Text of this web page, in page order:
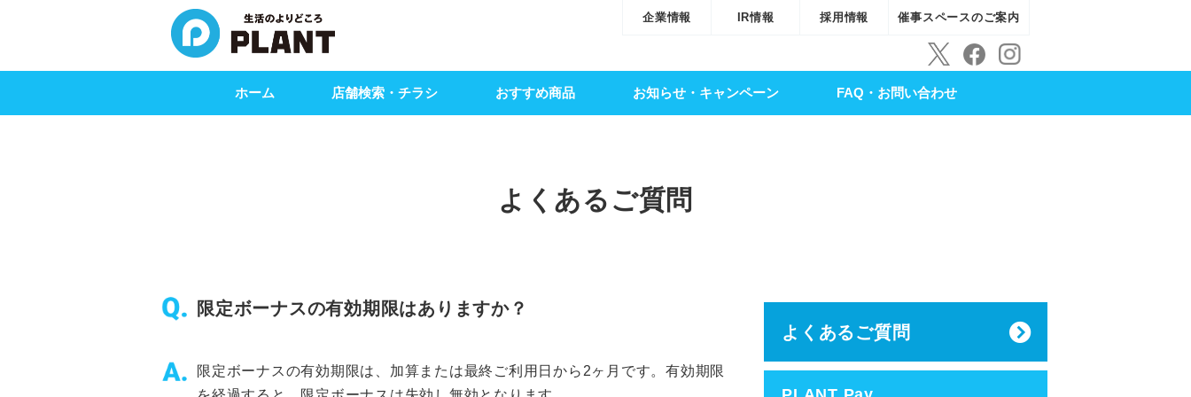
企業情報 IR情報 採用情報 催事スペースのご案内
ホーム 店舗検索・チラシ おすすめ商品 お知らせ・キャンペーン FAQ・お問い合わせ
よくあるご質問
限定ボーナスの有効期限はありますか？
限定ボーナスの有効期限は、加算または最終ご利用日から2ヶ月です。有効期限
よくあるご質問